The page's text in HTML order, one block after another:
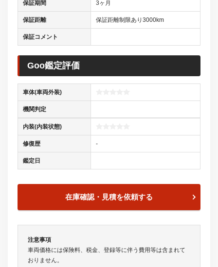
機関判定
内装(内装状態)
修復歴
車両価格には保険料、税金、登録等に伴う費用等は含まれて
おりません。
この車の品質等、より詳しい情報は、直接販売店へお問合せ
商談中・売約済の場合もありますので、販売店にご来店の際
は事前にお問合せの上、該当車両の有無をご確認ください。
いたします。